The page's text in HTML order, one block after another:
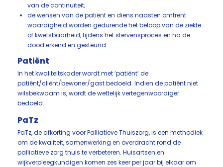
van de continuïteit;
de wensen van de patiënt en diens naasten omtrent
waardigheid worden gedurende het beloop van de ziekte
of kwetsbaarheid, tijdens het stervensproces en na de
dood erkend en gesteund.
Patiënt
In het kwaliteitskader wordt met ‘patiënt’ de
patiënt/cliënt/bewoner/gast bedoeld. Indien de patiënt niet
wilsbekwaam is, wordt de wettelijk vertegenwoordiger
bedoeld.
PaTz
PaTz, de afkorting voor Palliatieve Thuiszorg, is een methodiek
om de kwaliteit, samenwerking en overdracht rond de
palliatieve zorg thuis te verbeteren. Huisartsen en
wijkverpleegkundigen komen zes keer per jaar bij elkaar om